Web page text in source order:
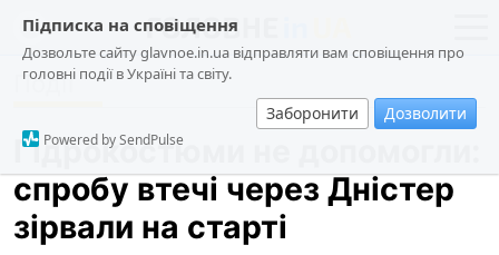
Підписка на сповіщення
Дозвольте сайту glavnoe.in.ua відправляти вам сповіщення про
головні події в Україні та світу.
Заборонити Дозволити
Powered by SendPulse
новини
про проєкт
суспільство
події
кримінал
Події
Гідрокостюми не допомогли:
спробу втечі через Дністер
зірвали на старті